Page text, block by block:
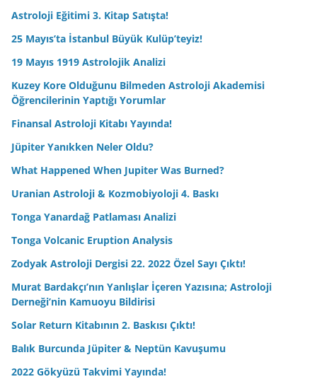
Astroloji Eğitimi 3. Kitap Satışta!
25 Mayıs’ta İstanbul Büyük Kulüp’teyiz!
19 Mayıs 1919 Astrolojik Analizi
Kuzey Kore Olduğunu Bilmeden Astroloji Akademisi
Öğrencilerinin Yaptığı Yorumlar
Finansal Astroloji Kitabı Yayında!
Jüpiter Yanıkken Neler Oldu?
What Happened When Jupiter Was Burned?
Uranian Astroloji & Kozmobiyoloji 4. Baskı
Tonga Yanardağ Patlaması Analizi
Tonga Volcanic Eruption Analysis
Zodyak Astroloji Dergisi 22. 2022 Özel Sayı Çıktı!
Murat Bardakçı’nın Yanlışlar İçeren Yazısına; Astroloji
Derneği’nin Kamuoyu Bildirisi
Solar Return Kitabının 2. Baskısı Çıktı!
Balık Burcunda Jüpiter & Neptün Kavuşumu
2022 Gökyüzü Takvimi Yayında!